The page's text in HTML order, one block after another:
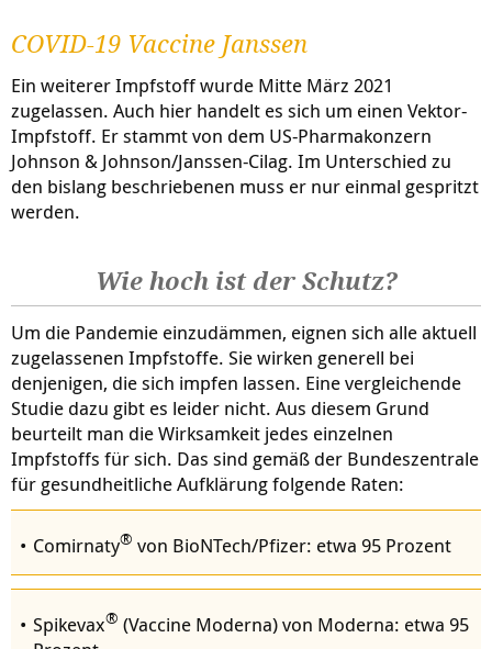
COVID-19 Vaccine Janssen
Ein weiterer Impfstoff wurde Mitte März 2021
zugelassen. Auch hier handelt es sich um einen Vektor-
Impfstoff. Er stammt von dem US-Pharmakonzern
Johnson & Johnson/Janssen-Cilag. Im Unterschied zu
den bislang beschriebenen muss er nur einmal gespritzt
werden.
Wie hoch ist der Schutz?
Um die Pandemie einzudämmen, eignen sich alle aktuell
zugelassenen Impfstoffe. Sie wirken generell bei
denjenigen, die sich impfen lassen. Eine vergleichende
Studie dazu gibt es leider nicht. Aus diesem Grund
beurteilt man die Wirksamkeit jedes einzelnen
Impfstoffs für sich. Das sind gemäß der Bundeszentrale
für gesundheitliche Aufklärung folgende Raten:
Comirnaty® von BioNTech/Pfizer: etwa 95 Prozent
Spikevax® (Vaccine Moderna) von Moderna: etwa 95